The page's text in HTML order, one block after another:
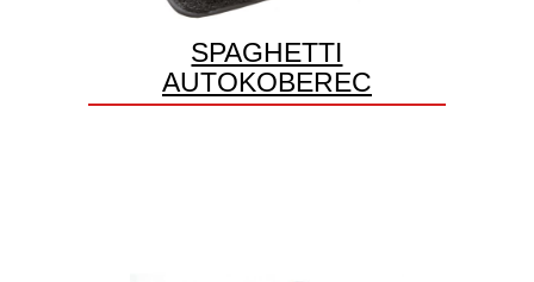
SPAGHETTI
AUTOKOBEREC